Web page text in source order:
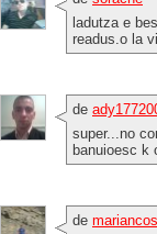
ladutza e
readus.o la
de
super...no
banuioesc k
de